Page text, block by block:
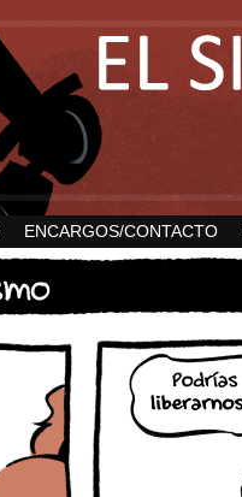
ENCARGOS/CONTACTO